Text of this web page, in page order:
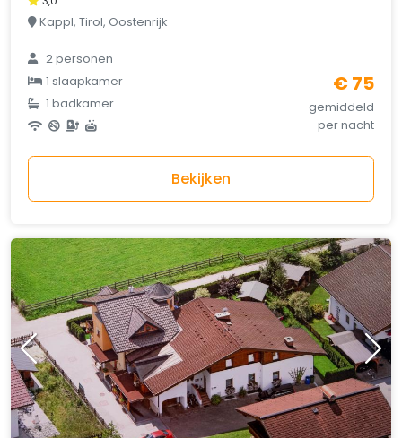
Kappl, Tirol, Oostenrijk
2 personen
1 slaapkamer
1 badkamer
€ 75
gemiddeld
per nacht
Bekijken